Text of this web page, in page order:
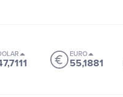
EURO
55,1881